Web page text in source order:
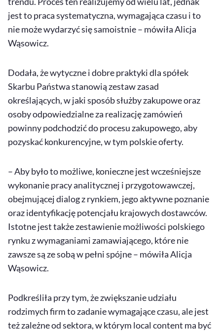
jest to praca systematyczna, wymagająca czasu i to
nie może wydarzyć się samoistnie – mówiła Alicja
Wąsowicz.
Dodała, że wytyczne i dobre praktyki dla spółek
Skarbu Państwa stanowią zestaw zasad
określających, w jaki sposób służby zakupowe oraz
osoby odpowiedzialne za realizację zamówień
powinny podchodzić do procesu zakupowego, aby
pozyskać konkurencyjne, w tym polskie oferty.
– Aby było to możliwe, konieczne jest wcześniejsze
wykonanie pracy analitycznej i przygotowawczej,
obejmującej dialog z rynkiem, jego aktywne poznanie
oraz identyfikację potencjału krajowych dostawców.
Istotne jest także zestawienie możliwości polskiego
rynku z wymaganiami zamawiającego, które nie
zawsze są ze sobą w pełni spójne – mówiła Alicja
Wąsowicz.
Podkreśliła przy tym, że zwiększanie udziału
rodzimych firm to zadanie wymagające czasu, ale jest
też zależne od sektora, w którym local content ma być